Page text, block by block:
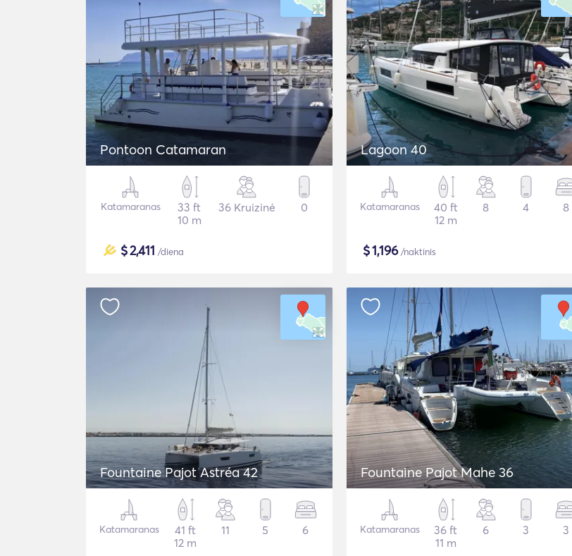
Pontoon Catamaran
Katamaranas
33 ft
10 m
36 Kruizinė 0
$2,411 /diena
Lagoon 40
Katamaranas
40 ft
12 m
8 4 8
$1,196/naktinis
Fountaine Pajot Astréa 42
Katamaranas
41 ft
12 m
11 5 6
Fountaine Pajot Mahe 36
Katamaranas
36 ft
11 m
6 3 3